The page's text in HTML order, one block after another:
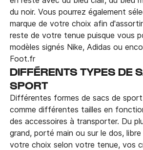
du noir. Vous pourrez également
marque de votre choix afin
reste de votre tenue puisque vous
modèles signés Nike, Adidas ou
Foot.fr
DIFFÉRENTS TYPES DE
SPORT
Différentes formes de sacs de
comme différentes tailles en
des accessoires à transporter. Du
grand, porté main ou sur le dos,
votre choix selon votre tenue, vos